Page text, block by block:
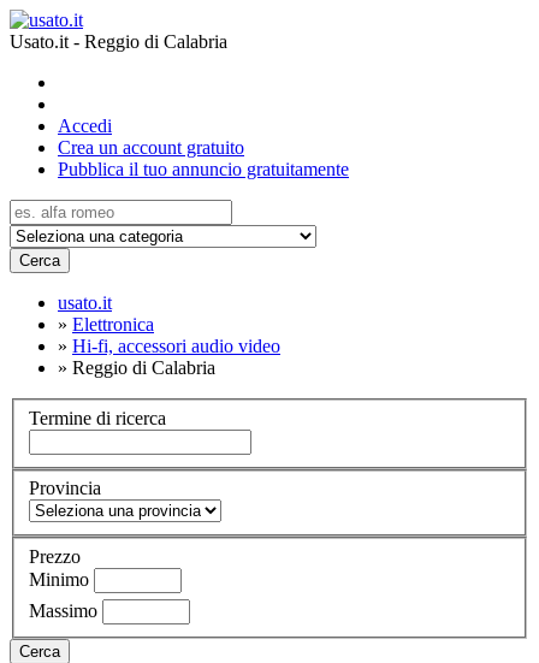
Usato.it - Reggio di Calabria
Accedi
Crea un account gratuito
Pubblica il tuo annuncio gratuitamente
Cerca
usato.it
» Elettronica
» Hi-fi, accessori audio video
» Reggio di Calabria
Termine di ricerca
Provincia
Prezzo
Minimo
Massimo
Cerca